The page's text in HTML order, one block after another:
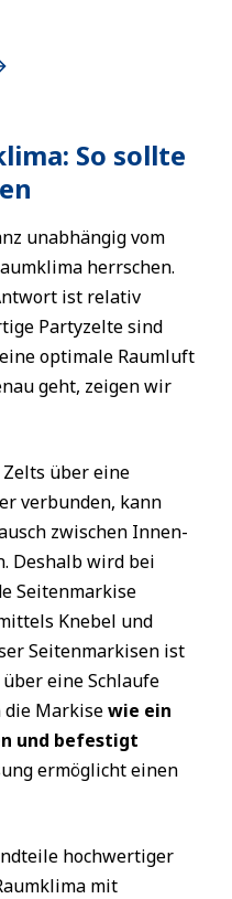
So sollte
unabhängig vom
herrschen.
ist relativ
Partyzelte sind
optimale Raumluft
geht, zeigen wir
über eine
verbunden, kann
zwischen Innen-
Deshalb wird bei
Seitenmarkise
Knebel und
Seitenmarkisen ist
eine Schlaufe
die Markisewie ein
und befestigt
ermöglicht einen
hochwertiger
mit